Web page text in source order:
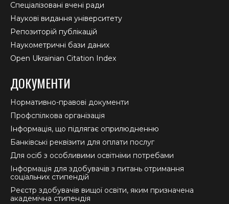
Спеціалізовані вчені ради
Наукові видання університету
Репозиторій публікацій
Наукометричні бази даних
Open Ukrainian Citation Index
ДОКУМЕНТИ
Нормативно-правові документи
Профспілкова організація
Інформація, що підлягає оприлюдненню
Банківські реквізити для оплати послуг
Для осіб з особливими освітніми потребами
Інформація для здобувачів з питань отримання
соціальних стипендій
Реєстр здобувачів вищої освіти, яким призначена
академічна стипендія